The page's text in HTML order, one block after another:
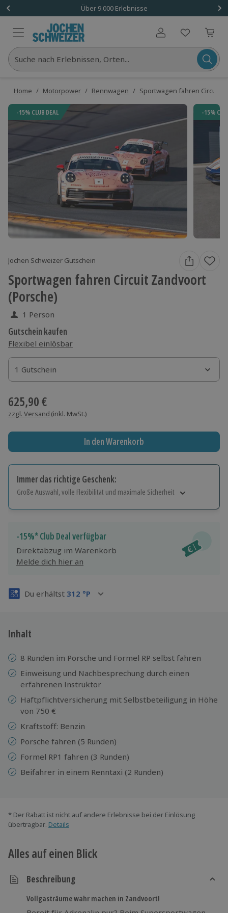
Über 9.000 Erlebnisse
Benutzerkonto
Suche nach Erlebnissen, Orten...
Home / Motorpower / Rennwagen / Sportwagen fahren Circuit
-15% CLUB DEAL -15%
Jochen Schweizer Gutschein
Sportwagen fahren Circuit Zandvoort
(Porsche)
1 Person
Gutschein kaufen
Flexibel einlösbar
1 Gutschein
1 Gutschein
1 Gutschein
625,90 €
zzgl. Versand (inkl. MwSt.)
In den Warenkorb
Immer das richtige Geschenk:
Große Auswahl, volle Flexibilität und maximale Sicherheit
Jeder Gutschein für alle Erlebnisse einlösbar.
Maximale Sicherheit
3 Jahre gültig & verlängerbar.
-15%* Club Deal verfügbar
Direktabzug im Warenkorb
Melde dich hier an
Du erhältst 312 °P
Inhalt
8 Runden im Porsche und Formel RP selbst fahren
Einweisung und Nachbesprechung durch einen
erfahrenen Instruktor
Haftpflichtversicherung mit Selbstbeteiligung in Höhe
von 750 €
Kraftstoff: Benzin
Porsche fahren (5 Runden)
Formel RP1 fahren (3 Runden)
Beifahrer in einem Renntaxi (2 Runden)
* Der Rabatt ist nicht auf andere Erlebnisse bei der Einlösung
übertragbar. Details
Alles auf einen Blick
Beschreibung
Vollgasträume wahr machen in Zandvoort!